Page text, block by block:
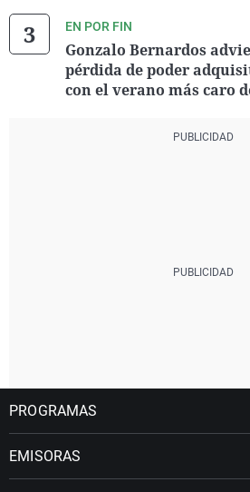
EN POR FIN
Gonzalo Bernardos
pérdida de poder
con el verano más caro
PROGRAMAS
EMISORAS